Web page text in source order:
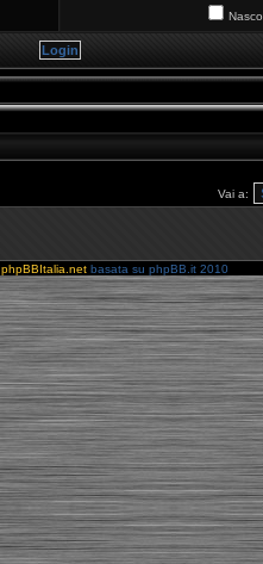
Vai a:
phpBBItalia.netbasata su phpBB.it 2010